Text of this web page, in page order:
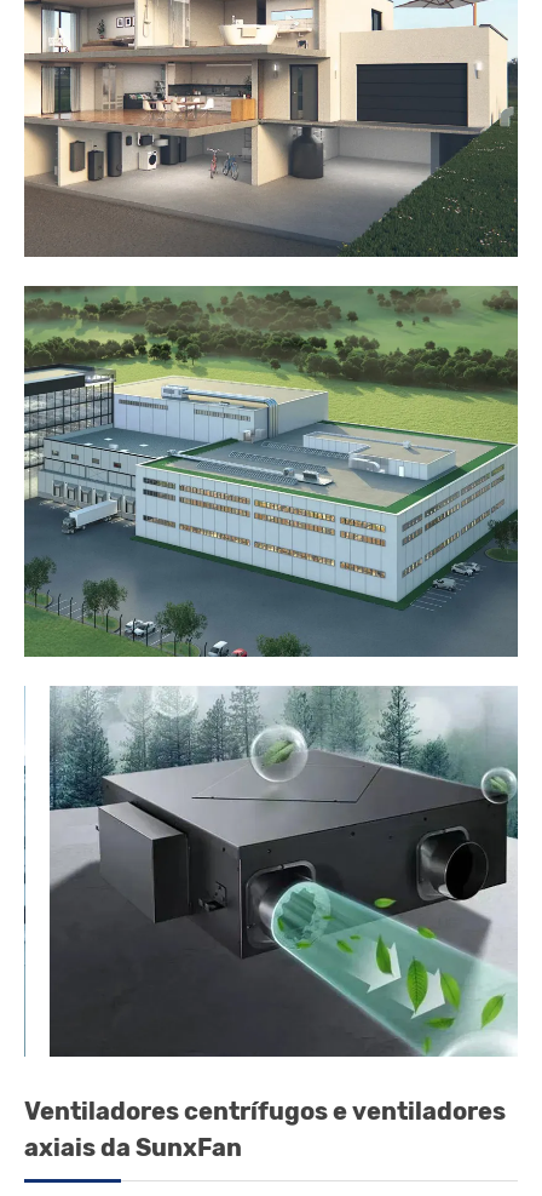
Ventiladores centrífugos e ventiladores
axiais da SunxFan